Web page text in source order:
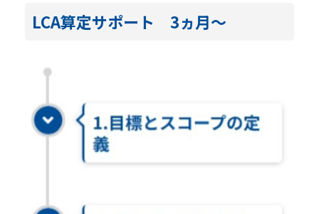
LCA算定サポート 3ヵ月～